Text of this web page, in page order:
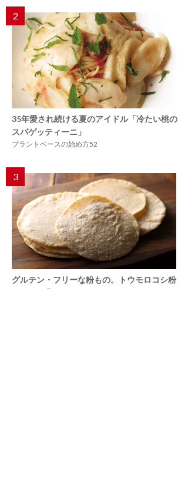
2
35年愛され続ける夏のアイドル「冷たい桃の
スパゲッティーニ」
プラントベースの始め方52
3
グルテン・フリーな粉もの。トウモロコシ粉
100％の「トルティーヤ」